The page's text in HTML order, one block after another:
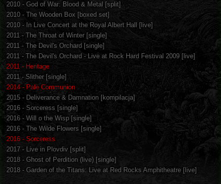
2010 - God of War: Blood & Metal [split]
2010 - The Wooden Box [boxed set]
2010 - In Live Concert at the Royal Albert Hall [live]
2011 - The Throat of Winter [single]
2011 - The Devil's Orchard [single]
2011 - The Devil's Orchard - Live at Rock Hard Festival 2009 [live]
2011 - Heritage
2011 - Slither [single]
2014 - Pale Communion
2015 - Deliverance & Damnation [kompilacja]
2016 - Sorceress [single]
2016 - Will o the Wisp [single]
2016 - The Wilde Flowers [single]
2016 - Sorceress
2017 - Live in Plovdiv [split]
2018 - Ghost of Perdition (live) [single]
2018 - Garden of the Titans: Live at Red Rocks Amphitheatre [live]